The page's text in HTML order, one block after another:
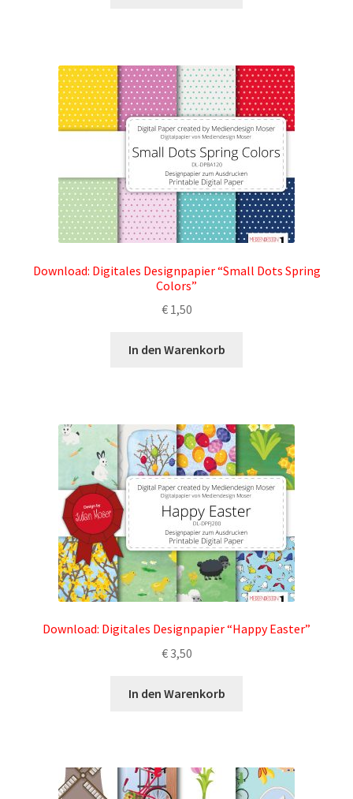
Download: Digitales Designpapier “Small Dots Spring
Colors”
€1,50
In den Warenkorb
Download: Digitales Designpapier “Happy Easter”
€3,50
In den Warenkorb